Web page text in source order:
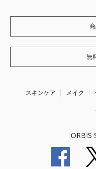
無
スキンケア メイク
ORBIS